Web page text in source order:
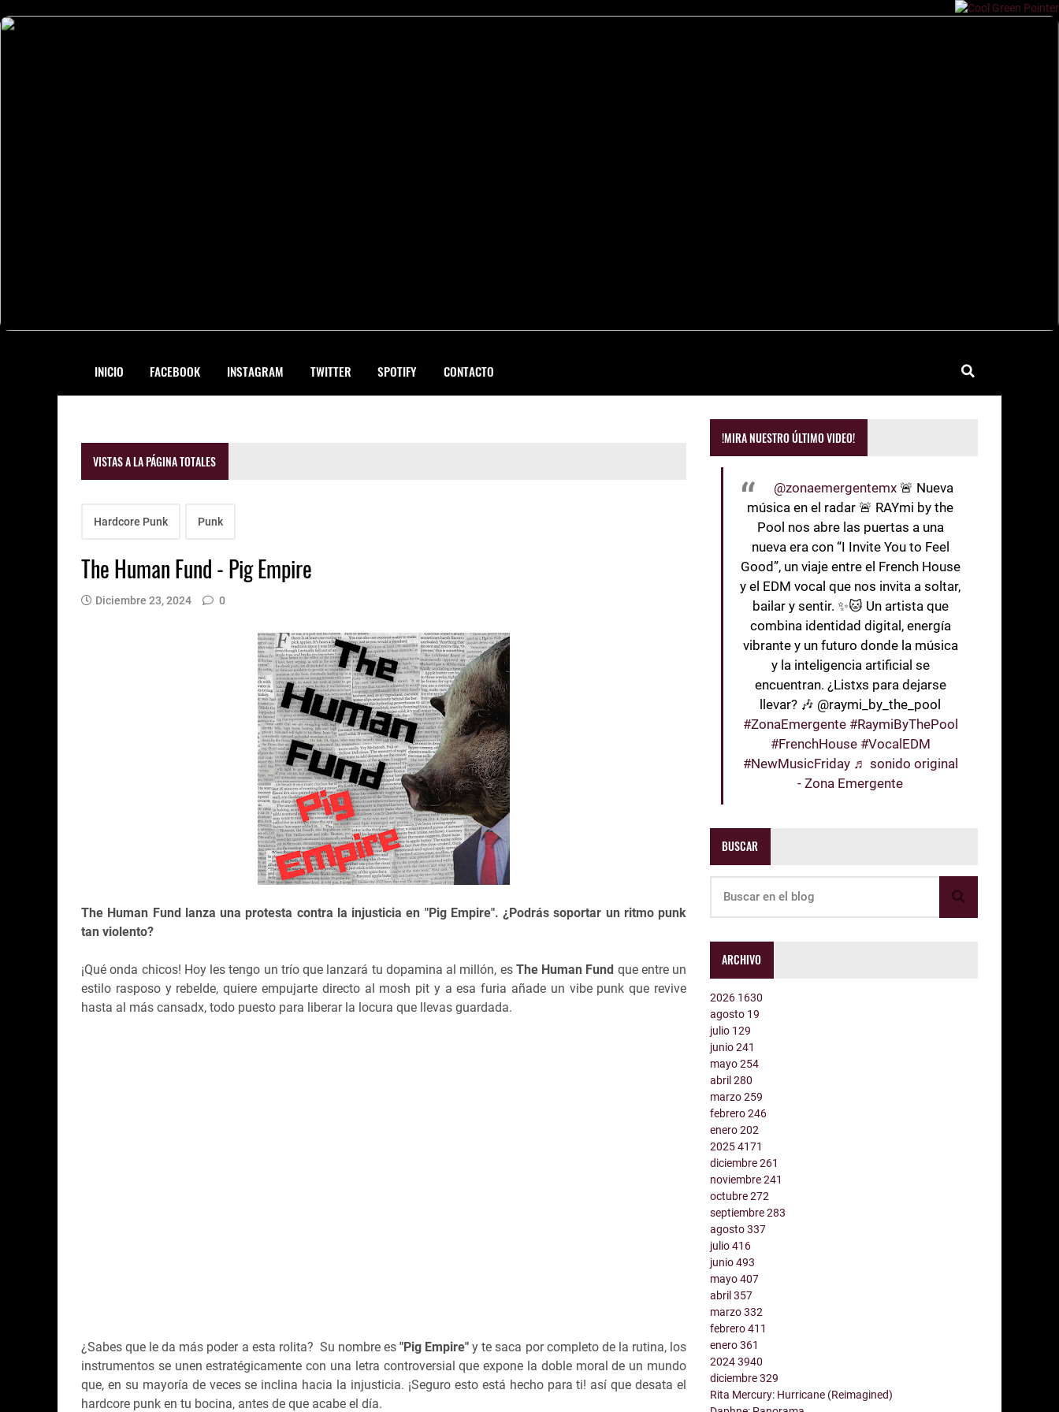
INICIO FACEBOOK INSTAGRAM TWITTER SPOTIFY CONTACTO
VISTAS A LA PÁGINA TOTALES
Hardcore Punk Punk
The Human Fund - Pig Empire
Diciembre 23, 2024 0
The Human Fund lanza una protesta contra la injusticia en "Pig Empire". ¿Podrás soportar un ritmo punk
tan violento?
¡Qué onda chicos! Hoy les tengo un trío que lanzará tu dopamina al millón, es The Human Fund que entre un
estilo rasposo y rebelde, quiere empujarte directo al mosh pit y a esa furia añade un vibe punk que revive
hasta al más cansadx, todo puesto para liberar la locura que llevas guardada.
¿Sabes que le da más poder a esta rolita? Su nombre es"Pig Empire" y te saca por completo de la rutina, los
instrumentos se unen estratégicamente con una letra controversial que expone la doble moral de un mundo
que, en su mayoría de veces se inclina hacia la injusticia. ¡Seguro esto está hecho para ti! así que desata el
hardcore punk en tu bocina, antes de que acabe el día.
!MIRA NUESTRO ÚLTIMO VIDEO!
@zonaemergentemx 🚨 Nueva
música en el radar 🚨 RAYmi by the
Pool nos abre las puertas a una
nueva era con “I Invite You to Feel
Good”, un viaje entre el French House
y el EDM vocal que nos invita a soltar,
bailar y sentir. ✨🐱 Un artista que
combina identidad digital, energía
vibrante y un futuro donde la música
y la inteligencia artificial se
encuentran. ¿Listxs para dejarse
llevar? 🎶 @raymi_by_the_pool
#ZonaEmergente #RaymiByThePool
#FrenchHouse #VocalEDM
#NewMusicFriday ♬ sonido original
- Zona Emergente
BUSCAR
ARCHIVO
2026 1630
agosto 19
julio 129
junio241
mayo254
abril280
marzo259
febrero246
enero202
20254171
diciembre261
noviembre241
octubre272
septiembre283
agosto337
julio416
junio493
mayo407
abril357
marzo332
febrero411
enero361
20243940
diciembre329
Rita Mercury: Hurricane (Reimagined)